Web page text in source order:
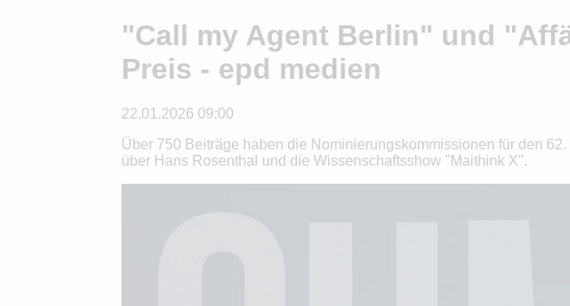
"Call my Agent Berlin" und
Preis - epd medien
22.01.2026 09:00
Über 750 Beiträge haben die Nominierungskommissionen für den
über Hans Rosenthal und die Wissenschaftsshow "Maithink X".